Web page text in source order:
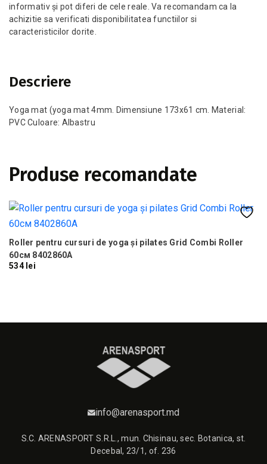
informativ și pot diferi de cele reale. Va recomandam ca la
achizitie sa verificati disponibilitatea functiilor si
caracteristicilor dorite.
Descriere
Yoga mat (yoga mat 4mm. Dimensiune 173x61 cm. Material:
PVC Culoare: Albastru
Produse recomandate
Roller pentru cursuri de yoga și pilates Grid Combi Roller
60см 8402860A
534 lei
info@arenasport.md
S.C. ARENASPORT S.R.L., mun. Chisinau, sec. Botanica, st.
Decebal, 23/1, of. 236